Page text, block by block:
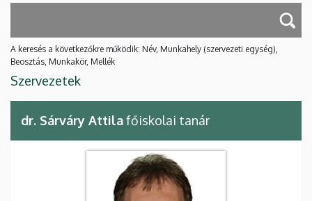
A keresés a következőkre működik: Név, Munkahely (szervezeti egység),
Beosztás, Munkakör, Mellék
Szervezetek
dr. Sárváry Attilafőiskolai tanár